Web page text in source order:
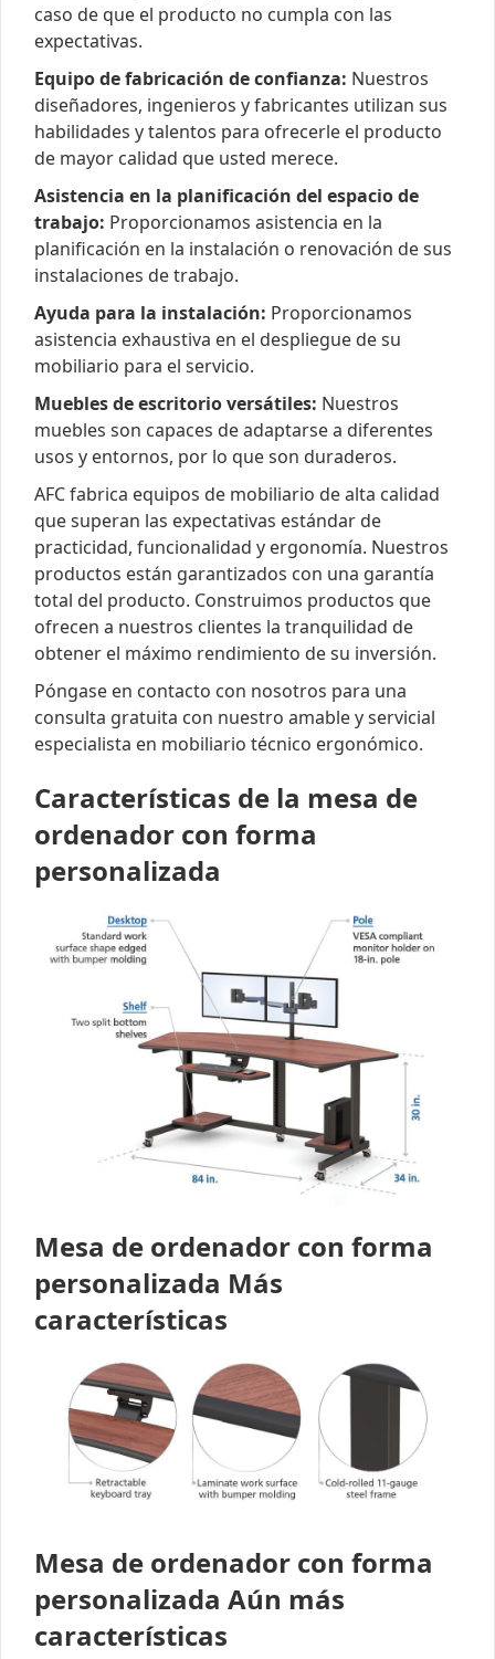
caso de que el producto no cumpla con las
expectativas.
Equipo de fabricación de confianza: Nuestros
diseñadores, ingenieros y fabricantes utilizan sus
habilidades y talentos para ofrecerle el producto
de mayor calidad que usted merece.
Asistencia en la planificación del espacio de
trabajo: Proporcionamos asistencia en la
planificación en la instalación o renovación de sus
instalaciones de trabajo.
Ayuda para la instalación: Proporcionamos
asistencia exhaustiva en el despliegue de su
mobiliario para el servicio.
Muebles de escritorio versátiles: Nuestros
muebles son capaces de adaptarse a diferentes
usos y entornos, por lo que son duraderos.
AFC fabrica equipos de mobiliario de alta calidad
que superan las expectativas estándar de
practicidad, funcionalidad y ergonomía. Nuestros
productos están garantizados con una garantía
total del producto. Construimos productos que
ofrecen a nuestros clientes la tranquilidad de
obtener el máximo rendimiento de su inversión.
Póngase en contacto con nosotros para una
consulta gratuita con nuestro amable y servicial
especialista en mobiliario técnico ergonómico.
Características de la mesa de
ordenador con forma
personalizada
Mesa de ordenador con forma
personalizada Más
características
Mesa de ordenador con forma
personalizada Aún más
características